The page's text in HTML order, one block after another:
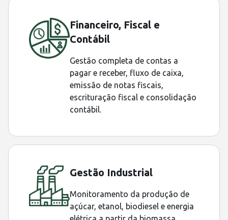
Financeiro, Fiscal e
Contábil
Gestão completa de contas a
pagar e receber, fluxo de caixa,
emissão de notas fiscais,
escrituração fiscal e consolidação
contábil.
Gestão Industrial
Monitoramento da produção de
açúcar, etanol, biodiesel e energia